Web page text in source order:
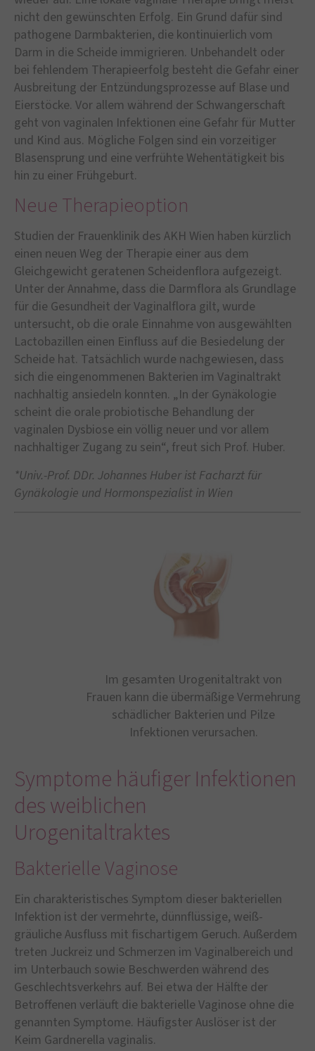
nicht den gewünschten Erfolg. Ein Grund dafür sind
pathogene Darmbakterien, die kontinuierlich vom
Darm in die Scheide immigrieren. Unbehandelt oder
bei fehlendem Therapieerfolg besteht die Gefahr einer
Ausbreitung der Entzündungsprozesse auf Blase und
Eierstöcke. Vor allem während der Schwangerschaft
geht von vaginalen Infektionen eine Gefahr für Mutter
und Kind aus. Mögliche Folgen sind ein vorzeitiger
Blasensprung und eine verfrühte Wehentätigkeit bis
hin zu einer Frühgeburt.
Neue Therapieoption
Studien der Frauenklinik des AKH Wien haben kürzlich
einen neuen Weg der Therapie einer aus dem
Gleichgewicht geratenen Scheidenflora aufgezeigt.
Unter der Annahme, dass die Darmflora als Grundlage
für die Gesundheit der Vaginalflora gilt, wurde
untersucht, ob die orale Einnahme von ausgewählten
Lactobazillen einen Einfluss auf die Besiedelung der
Scheide hat. Tatsächlich wurde nachgewiesen, dass
sich die eingenommenen Bakterien im Vaginaltrakt
nachhaltig ansiedeln konnten. „In der Gynäkologie
scheint die orale probiotische Behandlung der
vaginalen Dysbiose ein völlig neuer und vor allem
nachhaltiger Zugang zu sein“, freut sich Prof. Huber.
*Univ.-Prof. DDr. Johannes Huber ist Facharzt für
Gynäkologie und Hormonspezialist in Wien
Im gesamten Urogenitaltrakt von
Frauen kann die übermäßige Vermehrung
schädlicher Bakterien und Pilze
Infektionen verursachen.
Symptome häufiger Infektionen
des weiblichen
Urogenitaltraktes
Bakterielle Vaginose
Ein charakteristisches Symptom dieser bakteriellen
Infektion ist der vermehrte, dünnflüssige, weiß-
gräuliche Ausfluss mit fischartigem Geruch. Außerdem
treten Juckreiz und Schmerzen im Vaginalbereich und
im Unterbauch sowie Beschwerden während des
Geschlechtsverkehrs auf. Bei etwa der Hälfte der
Betroffenen verläuft die bakterielle Vaginose ohne die
genannten Symptome. Häufigster Auslöser ist der
Keim Gardnerella vaginalis.